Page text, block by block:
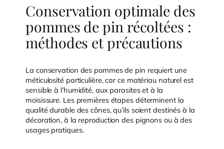
Conservation optimale des
pommes de pin récoltées :
méthodes et précautions
La conservation des pommes de pin requiert une
méticulosité particulière, car ce matériau naturel est
sensible à l’humidité, aux parasites et à la
moisissure. Les premières étapes déterminent la
qualité durable des cônes, qu’ils soient destinés à la
décoration, à la reproduction des pignons ou à des
usages pratiques.